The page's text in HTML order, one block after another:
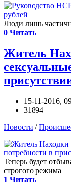
Люди лишь
0 Читать
Житель
15-11-2016,
31894
Новости /
Теперь будет
строгого режима
1 Читать